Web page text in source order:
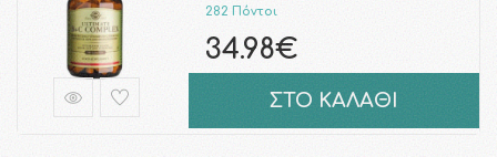
282 Πόντοι
34.98€
ΣΤΟ ΚΑΛΑΘΙ